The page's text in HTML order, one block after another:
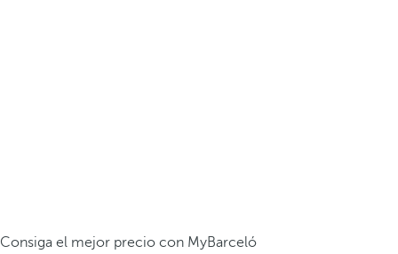
Consiga el mejor precio con MyBarceló